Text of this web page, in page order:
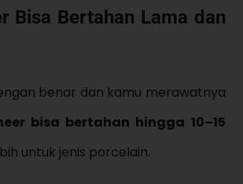
Bisa Bertahan Lama dan
benar dan kamu merawatnya
bisa bertahan hingga 10–15
untuk jenis porcelain.